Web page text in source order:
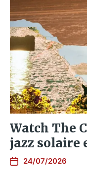
Watch The
jazz solaire
24/07/2026